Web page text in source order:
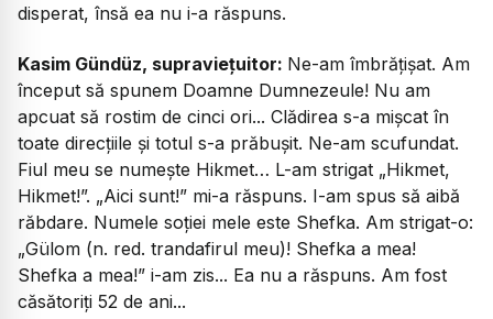
disperat, însă ea nu i-a răspuns.
Kasim Gündüz, supraviețuitor: Ne-am îmbrățișat. Am
început să spunem Doamne Dumnezeule! Nu am
apcuat să rostim de cinci ori... Clădirea s-a mișcat în
toate direcțiile și totul s-a prăbușit. Ne-am scufundat.
Fiul meu se numește Hikmet… L-am strigat „Hikmet,
Hikmet!”. „Aici sunt!” mi-a răspuns. I-am spus să aibă
răbdare. Numele soției mele este Shefka. Am strigat-o:
„Gülom (n. red. trandafirul meu)! Shefka a mea!
Shefka a mea!” i-am zis... Ea nu a răspuns. Am fost
căsătoriți 52 de ani...